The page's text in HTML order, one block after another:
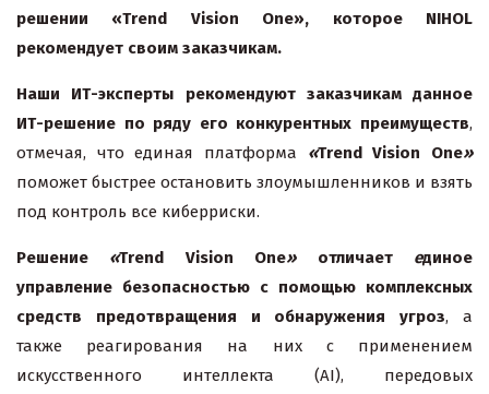
решении «Trend Vision One», которое NIHOL
рекомендует своим заказчикам.
Наши ИТ-эксперты рекомендуют заказчикам данное
ИТ-решение по ряду его конкурентных преимуществ,
отмечая, что единая платформа «Trend Vision One»
поможет быстрее остановить злоумышленников и взять
под контроль все киберриски.
Решение «Trend Vision One» отличаетединое
управление безопасностью с помощью комплексных
средств предотвращения и обнаружения угроз, а
также реагирования на них с применением
искусственного интеллекта (AI), передовых